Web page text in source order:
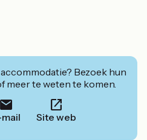
Bezoek hun
meer te weten te komen.
Site web